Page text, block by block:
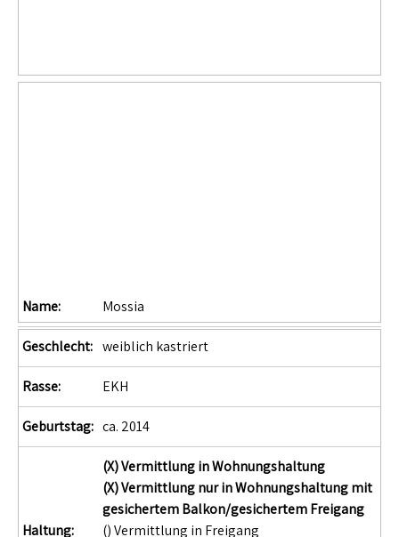
Name: Mossia
Geschlecht: weiblich kastriert
Rasse: EKH
Geburtstag: ca. 2014
Haltung:
(X) Vermittlung in Wohnungshaltung
(X) Vermittlung nur in Wohnungshaltung mit
gesichertem Balkon/gesichertem Freigang
() Vermittlung in Freigang